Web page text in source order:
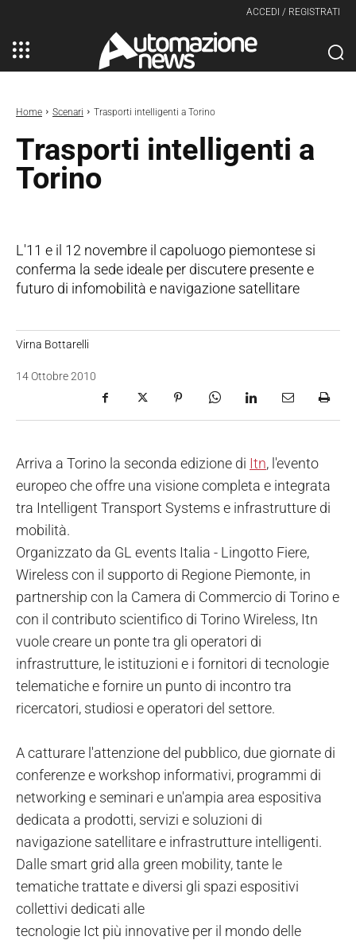
ACCEDI / REGISTRATI
Home Scenari Trasporti intelligenti a Torino
Trasporti intelligenti a
Torino
L'11 e il 12 novembre il capoluogo piemontese si
conferma la sede ideale per discutere presente e
futuro di infomobilità e navigazione satellitare
Virna Bottarelli
14 Ottobre 2010
Arriva a Torino la seconda edizione di Itn, l'evento
europeo che offre una visione completa e integrata
tra Intelligent Transport Systems e infrastrutture di
mobilità.
Organizzato da GL events Italia - Lingotto Fiere,
Wireless con il supporto di Regione Piemonte, in
partnership con la Camera di Commercio di Torino e
con il contributo scientifico di Torino Wireless, Itn
vuole creare un ponte tra gli operatori di
infrastrutture, le istituzioni e i fornitori di tecnologie
telematiche e fornire un punto di incontro tra
ricercatori, studiosi e operatori del settore.
A catturare l'attenzione del pubblico, due giornate di
conferenze e workshop informativi, programmi di
networking e seminari e un'ampia area espositiva
dedicata a prodotti, servizi e soluzioni di
navigazione satellitare e infrastrutture intelligenti.
Dalle smart grid alla green mobility, tante le
tematiche trattate e diversi gli spazi espositivi
collettivi dedicati alle
tecnologie Ict più innovative per il mondo delle